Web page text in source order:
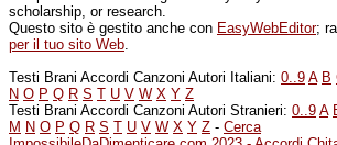
scholarship, or research.
Questo sito è gestito anche con EasyWebEditor;
per il tuo sito Web.
Testi Brani Accordi Canzoni Autori Italiani: 0..9 A B
N O P Q R S T U V W X Y Z
Testi Brani Accordi Canzoni Autori Stranieri: 0..9 A
M N O P Q R S T U V W X Y Z - Cerca